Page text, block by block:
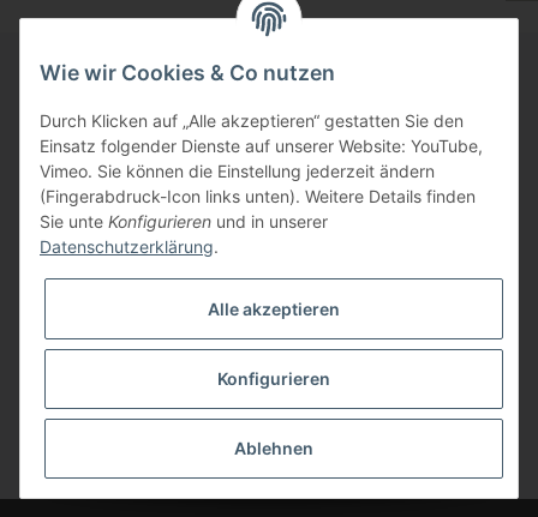
Informationen
Zahlungsinformationen
Gesetzliche Informationen
Wie wir Cookies & Co nutzen
Durch Klicken auf „Alle akzeptieren“ gestatten Sie den
Einsatz folgender Dienste auf unserer Website: YouTube,
Vimeo. Sie können die Einstellung jederzeit ändern
(Fingerabdruck-Icon links unten). Weitere Details finden
Sie unte Konfigurieren und in unserer
Datenschutzerklärung.
Alle akzeptieren
Konfigurieren
Ablehnen